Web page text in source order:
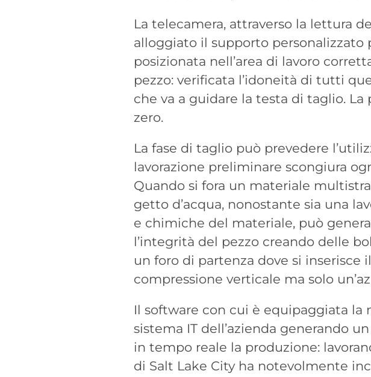
La telecamera, attraverso la lettura
alloggiato il supporto personalizzato
posizionata nell’area di lavoro
pezzo: verificata l’idoneità di tutti
che va a guidare la testa di taglio.
zero.
La fase di taglio può prevedere
lavorazione preliminare scongiura
Quando si fora un materiale
getto d’acqua, nonostante sia una
e chimiche del materiale, può
l’integrità del pezzo creando delle
un foro di partenza dove si
compressione verticale ma solo
Il software con cui è equipaggiata la
sistema IT dell’azienda generando
in tempo reale la produzione:
di Salt Lake City ha notevolmente